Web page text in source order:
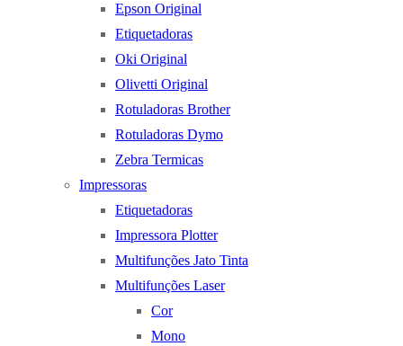
Epson Original
Etiquetadoras
Oki Original
Olivetti Original
Rotuladoras Brother
Rotuladoras Dymo
Zebra Termicas
Impressoras
Etiquetadoras
Impressora Plotter
Multifunções Jato Tinta
Multifunções Laser
Cor
Mono